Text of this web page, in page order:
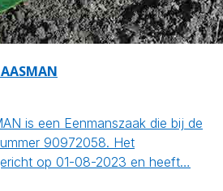
is een Eenmanszaak die bij de
90972058. Het
op 01-08-2023 en heeft…